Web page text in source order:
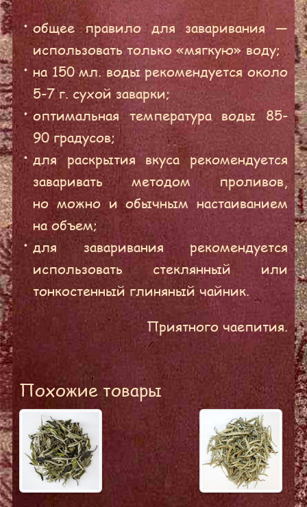
общее правило для заваривания —
использовать только «мягкую» воду;
на 150 мл. воды рекомендуется около
5-7 г. сухой заварки;
оптимальная температура воды 85-
90 градусов;
для раскрытия вкуса рекомендуется
заваривать методом проливов,
но можно и обычным настаиванием
на объем;
для заваривания рекомендуется
использовать стеклянный или
тонкостенный глиняный чайник.
Приятного чаепития.
Похожие товары